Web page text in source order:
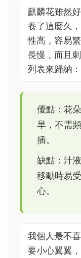
麒麟花雖然
養了這麼久
性高，容易
長慢，而且
列表來歸納：
優點：花
旱，不需
插。
缺點：汁
移動時易
心。
我個人最不
要小心翼翼